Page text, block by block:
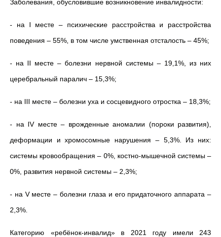
Заболевания, обусловившие возникновение инвалидности:
- на I месте – психические расстройства и расстройства
поведения – 55%, в том числе умственная отсталость – 45%;
- на II месте – болезни нервной системы – 19,1%, из них
церебральный паралич – 15,3%;
- на III месте – болезни уха и сосцевидного отростка – 18,3%;
- на IV месте – врожденные аномалии (пороки развития),
деформации и хромосомные нарушения – 5,3%. Из них:
системы кровообращения – 0%, костно-мышечной системы –
0%, развития нервной системы – 2,3%;
- на V месте – болезни глаза и его придаточного аппарата –
2,3%.
Категорию «ребёнок-инвалид» в 2021 году имели 243